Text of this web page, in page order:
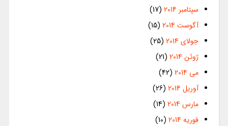
سپتامبر 2014
(17)
آگوست 2014
(15)
جولای 2014
(25)
ژوئن 2014
(21)
می 2014
(42)
آوریل 2014
(26)
مارس 2014
(14)
فوریه 2014
(10)